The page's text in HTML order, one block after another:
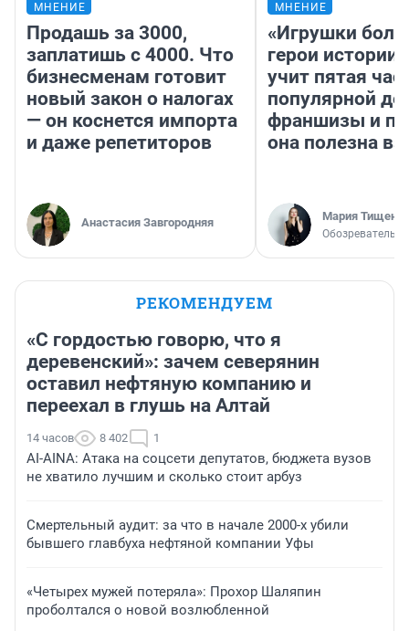
МНЕНИЕ
Продашь за 3000,
заплатишь с 4000. Что
бизнесменам готовит
новый закон о налогах
— он коснется импорта
и даже репетиторов
Анастасия Завгородняя
МНЕНИЕ
«Игрушки
герои
учит пятая
популярной
франшизы и
она полезна
Мария Тищенко
Обозреватель
РЕКОМЕНДУЕМ
«С гордостью говорю, что я
деревенский»: зачем северянин
оставил нефтяную компанию и
переехал в глушь на Алтай
14 часов 8 402 1
AI-AINA: Атака на соцсети депутатов, бюджета вузов
не хватило лучшим и сколько стоит арбуз
Смертельный аудит: за что в начале 2000-х убили
бывшего главбуха нефтяной компании Уфы
«Четырех мужей потеряла»: Прохор Шаляпин
проболтался о новой возлюбленной